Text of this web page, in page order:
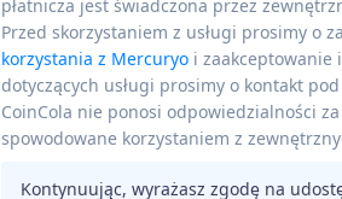
płatnicza jest świadczona przez
Przed skorzystaniem z usługi prosimy o
korzystania z Mercuryo i zaakceptowanie
dotyczących usługi prosimy o kontakt
CoinCola nie ponosi odpowiedzialności
spowodowane korzystaniem z
Kontynuując, wyrażasz zgodę na